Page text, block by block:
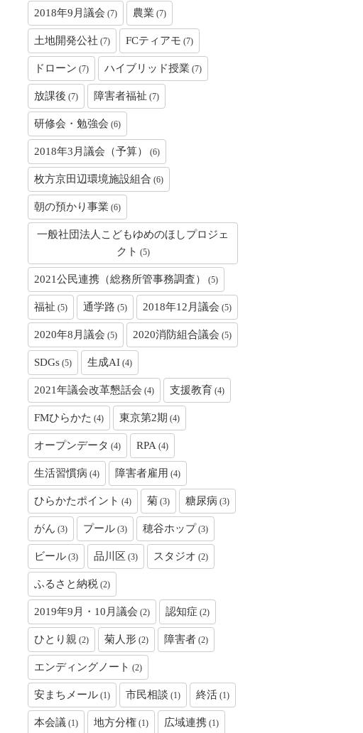
2018年9月議会 (7) 農業 (7)
土地開発公社 (7) FCティアモ (7)
ドローン (7) ハイブリッド授業 (7)
放課後 (7) 障害者福祉 (7)
研修会・勉強会 (6)
2018年3月議会（予算） (6)
枚方京田辺環境施設組合 (6)
朝の預かり事業 (6)
一般社団法人こどもゆめのほしプロジェ
クト (5)
2021公民連携（総務所管事務調査） (5)
福祉 (5) 通学路 (5) 2018年12月議会 (5)
2020年8月議会 (5) 2020消防組合議会 (5)
SDGs (5) 生成AI (4)
2021年議会改革懇話会 (4) 支援教育 (4)
FMひらかた (4) 東京第2期 (4)
オープンデータ (4) RPA (4)
生活習慣病 (4) 障害者雇用 (4)
ひらかたポイント (4) 菊 (3) 糖尿病 (3)
がん (3) プール (3) 穂谷ホップ (3)
ビール (3) 品川区 (3) スタジオ (2)
ふるさと納税 (2)
2019年9月・10月議会 (2) 認知症 (2)
ひとり親 (2) 菊人形 (2) 障害者 (2)
エンディングノート (2)
安まちメール (1) 市民相談 (1) 終活 (1)
本会議 (1) 地方分権 (1) 広域連携 (1)